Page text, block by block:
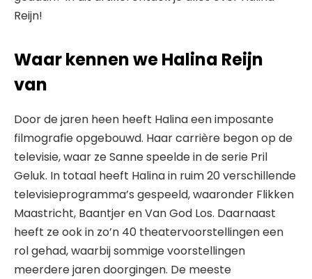
Reijn!
Waar kennen we Halina Reijn
van
Door de jaren heen heeft Halina een imposante
filmografie opgebouwd. Haar carrière begon op de
televisie, waar ze Sanne speelde in de serie Pril
Geluk. In totaal heeft Halina in ruim 20 verschillende
televisieprogramma’s gespeeld, waaronder Flikken
Maastricht, Baantjer en Van God Los. Daarnaast
heeft ze ook in zo’n 40 theatervoorstellingen een
rol gehad, waarbij sommige voorstellingen
meerdere jaren doorgingen. De meeste